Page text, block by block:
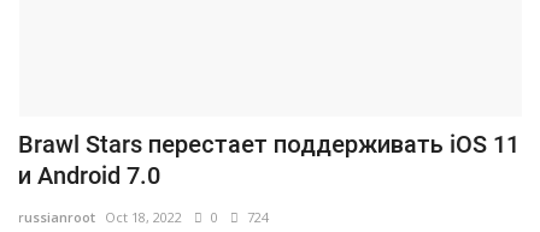
Brawl Stars перестает поддерживать iOS 11
и Android 7.0
russianroot Oct 18, 2022 0 724